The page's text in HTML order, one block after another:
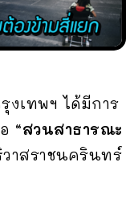
งเทพฯ ได้มีการ
“สวนสาธารณะ
าสราชนครินทร์